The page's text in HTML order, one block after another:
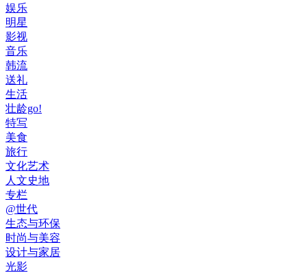
娱乐
明星
影视
音乐
韩流
送礼
生活
壮龄go!
特写
美食
旅行
文化艺术
人文史地
专栏
@世代
生态与环保
时尚与美容
设计与家居
光影